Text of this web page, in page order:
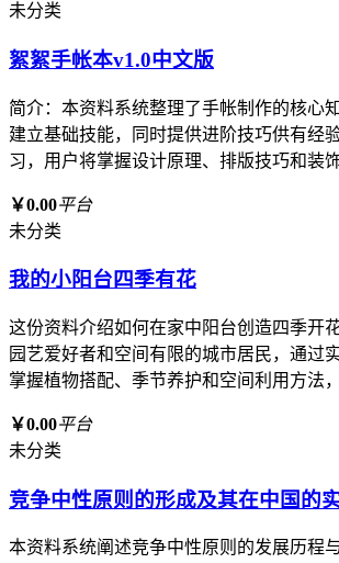
未分类
絮絮手帐本v1.0中文版
简介：本资料系统整理了手帐制作的核心
建立基础技能，同时提供进阶技巧供有经
习，用户将掌握设计原理、排版技巧和装
￥0.00平台
未分类
我的小阳台四季有花
这份资料介绍如何在家中阳台创造四季开
园艺爱好者和空间有限的城市居民，通过
掌握植物搭配、季节养护和空间利用方法
￥0.00平台
未分类
竞争中性原则的形成及其在中国的
本资料系统阐述竞争中性原则的发展历程